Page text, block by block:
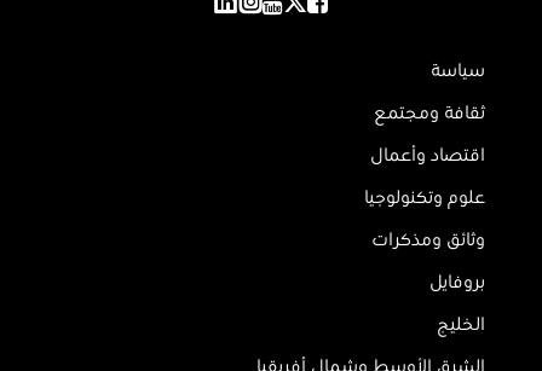
سياسة
ثقافة ومجتمع
اقتصاد وأعمال
علوم وتكنولوجيا
وثائق ومذكرات
بروفايل
الخليج
الشرق الأوسط وشمال أفريقيا